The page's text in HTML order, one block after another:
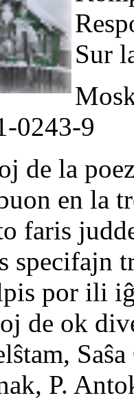
Sur
0243-9
de la
en la
faris
specifajn
por ili
de ok
P.